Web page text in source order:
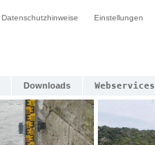
Datenschutzhinweise Einstellungen
Downloads Webservices